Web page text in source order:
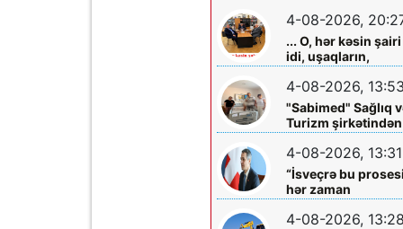
Açıqladı
4-08-2026,
... O, hər kəsin şairi
idi, uşaqların,
gənclərin,
böyüklərin qəlbinə
yol tapan incə
söz sərrafı idi...
4-08-2026, 13:53
"Sabimed" Sağlıq
Turizm şirkətindən
növbəti xeyirxah
addım – Türkiyədə
müalicə alan
körpəyə hərtərəfli
dəstək
4-08-2026, 13:31
“İsveçrə bu prosesi
hər zaman
dəstəkləməyə
hazırdır”
4-08-2026, 13:28